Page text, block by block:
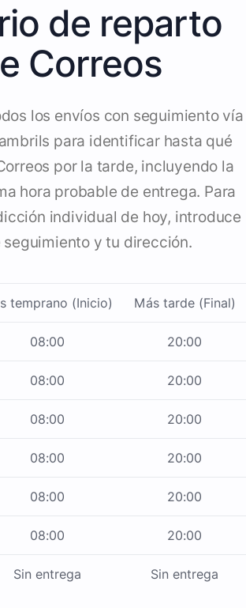
de reparto
Correos
los envíos con seguimiento vía
para identificar hasta qué
por la tarde, incluyendo la
hora probable de entrega. Para
individual de hoy, introduce
seguimiento y tu dirección.
temprano (Inicio) Más tarde (Final)
08:00 20:00
08:00 20:00
08:00 20:00
08:00 20:00
08:00 20:00
08:00 20:00
Sin entrega Sin entrega